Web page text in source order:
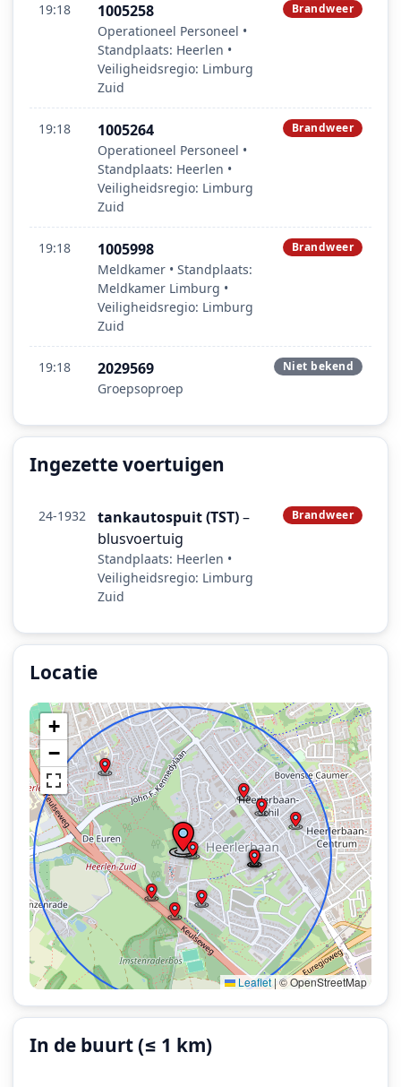
19:18 1005258
Operationeel Personeel •
Standplaats: Heerlen •
Veiligheidsregio: Limburg
Zuid
Brandweer
19:18 1005264
Operationeel Personeel •
Standplaats: Heerlen •
Veiligheidsregio: Limburg
Zuid
Brandweer
19:18 1005998
Meldkamer • Standplaats:
Meldkamer Limburg •
Veiligheidsregio: Limburg
Zuid
Brandweer
19:18 2029569
Groepsoproep
Niet bekend
Ingezette voertuigen
24-1932 tankautospuit (TST)–
blusvoertuig
Standplaats: Heerlen •
Veiligheidsregio: Limburg
Zuid
Brandweer
Locatie
+
−
Leaflet |© OpenStreetMap
Locatie van het incident: Parc Imstenrade, Heerlen.
In de buurt (≤ 1 km)